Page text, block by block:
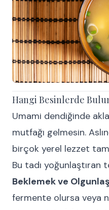
Hangi Besinlerde
Umami dendiğinde
mutfağı gelmesin.
birçok yerel lezzet
Bu tadı yoğunlaştıran
Beklemek ve
fermente olursa veya